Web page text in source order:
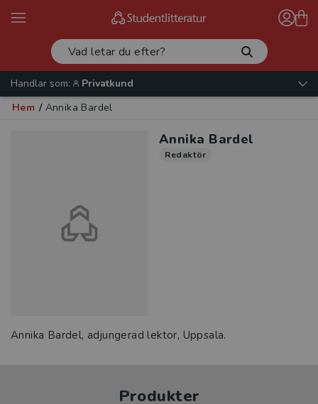
Handlar som:
Privatkund
Hem / Annika Bardel
Annika Bardel
Redaktör
Annika Bardel, adjungerad lektor, Uppsala.
Produkter